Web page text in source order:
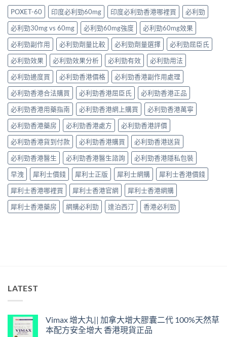
案
一
次
解
析〉
中
完
整
攻
略
一
次
看〉
中
量、
副
作
用
到
死
線
的
完
整
拆
解〉
中
礙
治
療
的
突
破
性
藥
物〉
中
日
錠
評
價
如
何？
有
冇
副
作
用？
藥
師：
皇
牌
係
「隨
興
＋
護
前
列
腺」，
但
「5mg
用」〉
POXET-60 印度必利勁60mg 印度必利勁香港哪裡買
必利勁
必利勁30mg vs 60mg
必利勁60mg強度
必利勁60mg效果
必利勁副作用
必利勁劑量比較 必利勁劑量選擇
必利勁屈臣氏
必利勁效果
必利勁效果分析 必利勁有效
必利勁用法
必利勁邊度買
必利勁香港價格
必利勁香港副作用處理
必利勁香港合法購買
必利勁香港屈臣氏
必利勁香港正品
必利勁香港用藥指南
必利勁香港網上購買
必利勁香港萬寧
必利勁香港藥房
必利勁香港處方
必利勁香港評價
必利勁香港貨到付款
必利勁香港購買
必利勁香港送貨
必利勁香港醫生
必利勁香港醫生諮詢
必利勁香港隱私包裝
早洩
犀利士價錢 犀利士正版 犀利士網購
犀利士香港價錢
犀利士香港哪裡買
犀利士香港官網
犀利士香港網購
犀利士香港藥房
網購必利勁 達泊西汀 香港必利勁
LATEST
Vimax 增大丸|| 加拿大增大膠囊二代 100%天然草
本配方安全增大 香港現貨正品